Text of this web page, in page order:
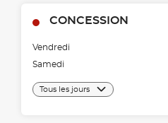
CONCESSION
Vendredi
Samedi
Tous les jours